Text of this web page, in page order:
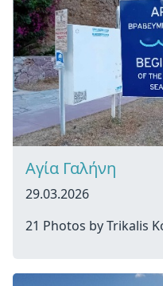
Αγία Γαλήνη
29.03.2026
21 Photos by Trikalis